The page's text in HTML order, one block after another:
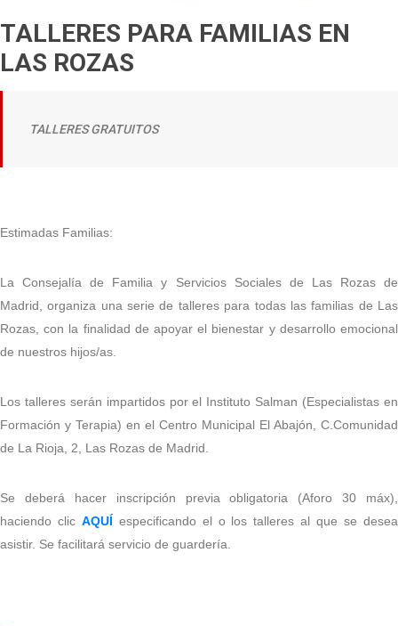
TALLERES PARA FAMILIAS EN
LAS ROZAS
TALLERES GRATUITOS
Estimadas Familias:
La Consejalía de Familia y Servicios Sociales de Las Rozas de
Madrid, organiza una serie de talleres para todas las familias de Las
Rozas, con la finalidad de apoyar el bienestar y desarrollo emocional
de nuestros hijos/as.
Los talleres serán impartidos por el Instituto Salman (Especialistas en
Formación y Terapia) en el Centro Municipal El Abajón, C.Comunidad
de La Rioja, 2, Las Rozas de Madrid.
Se deberá hacer inscripción previa obligatoria (Aforo 30 máx),
haciendo clic AQUÍ especificando el o los talleres al que se desea
asistir. Se facilitará servicio de guardería.